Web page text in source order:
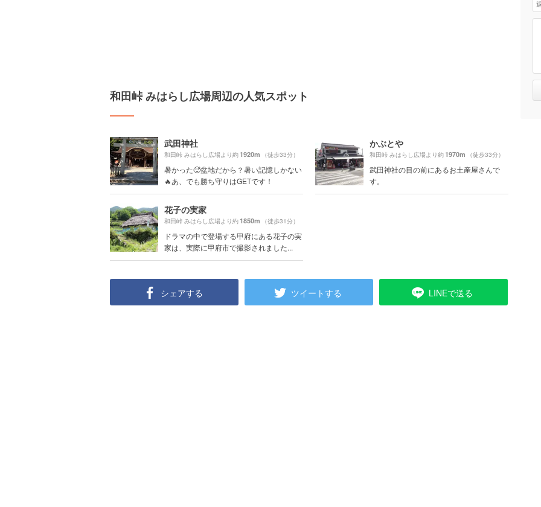
和田峠 みはらし広場周辺の人気スポット
武田神社
和田峠 みはらし広場より約1920m （徒歩33分）
暑かった🥵盆地だから？暑い記憶しかない
🔥あ、でも勝ち守りはGETです！
かぶとや
和田峠 みはらし広場より約1970m （徒歩33分）
武田神社の目の前にあるお土産屋さんで
す。
花子の実家
和田峠 みはらし広場より約1850m （徒歩31分）
ドラマの中で登場する甲府にある花子の実
家は、実際に甲府市で撮影されました...
シェアする ツイートする LINEで送る